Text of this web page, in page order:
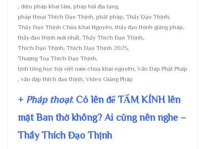
, diệu pháp khai tâm, pháp hội địa tạng,
pháp thoại Thích Đạo Thịnh, phật pháp, Thầy Đạo Thịnh,
Thầy Đạo Thịnh Chùa Khai Nguyên, thầy đạo thịnh giảng pháp,
thầy đạo thịnh mới nhất, Thầy Thích Đạo Thịnh,
Thích Đạo Thịnh, Thích Đạo Thịnh 2025,
Thượng Toạ Thích Đạo Thịnh,
tịnh tông học hội việt nam chùa khai nguyên, Vấn Đáp Phật Pháp
, vấn đáp thích đạo thịnh, Video Giảng Pháp
+ Pháp thoại: Có lên để TẤM KÍNH lên
mặt Ban thờ không? Ai cũng nên nghe –
Thầy Thích Đạo Thịnh